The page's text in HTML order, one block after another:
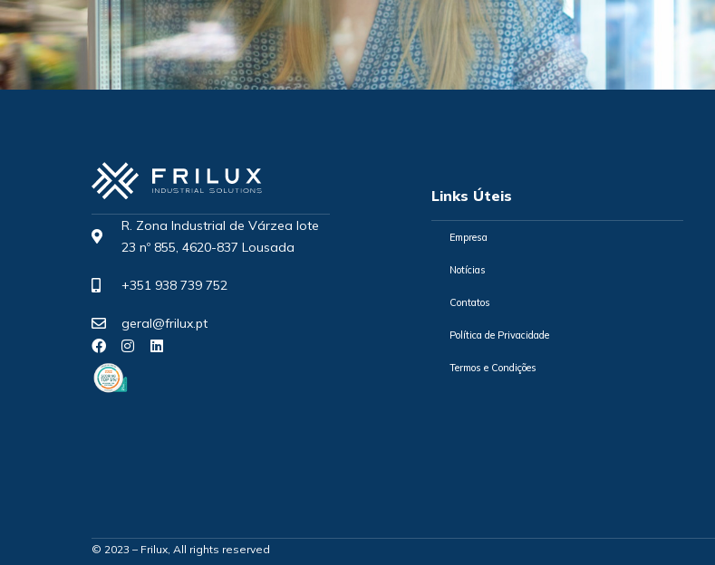
R. Zona Industrial de Várzea lote
23 nº 855, 4620-837 Lousada
+351 938 739 752
geral@frilux.pt
Links Úteis
Empresa
Notícias
Contatos
Política de Privacidade
Termos e Condições
© 2023 – Frilux, All rights reserved